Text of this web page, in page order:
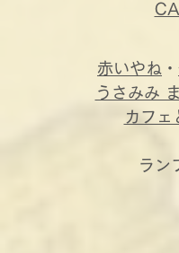
赤いやね ・
うさみみ
カフェ
ラン